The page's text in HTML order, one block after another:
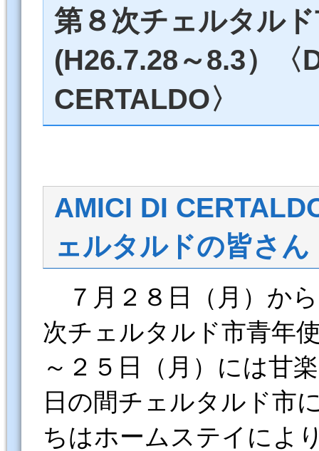
第８次チェルタル
(H26.7.28～8.3）
CERTALDO〉
AMICI DI
ェルタルドの皆さ
７月２８日（月）か
次チェルタルド市青年
～２５日（月）には甘
日の間チェルタルド市
ちはホームステイによ